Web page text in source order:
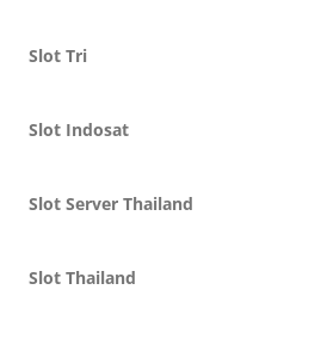
Slot Tri
Slot Indosat
Slot Server Thailand
Slot Thailand